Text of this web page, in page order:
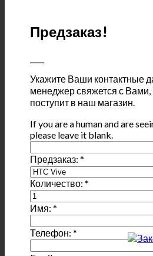
Предзаказ!
Укажите Ваши контактные
менеджер свяжется с Вами,
поступит в наш магазин.
If you are a human and are
please leave it blank.
Предзаказ:*
Количество:*
Имя:*
Телефон:*